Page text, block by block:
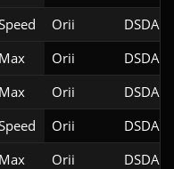
Orii
DSDA-
Orii
DSDA-
Orii DSDA-
Orii
DSDA-
Orii
DSDA-